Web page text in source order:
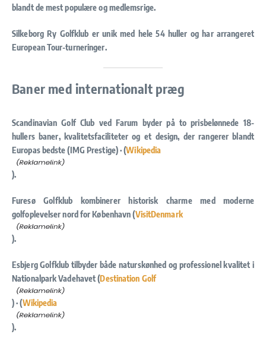
blandt de mest populære og medlemsrige.
Silkeborg Ry Golfklub er unik med hele 54 huller og har arrangeret
European Tour-turneringer.
Baner med internationalt præg
Scandinavian Golf Club ved Farum byder på to prisbelønnede 18-
hullers baner, kvalitetsfaciliteter og et design, der rangerer blandt
Europas bedste (IMG Prestige) · (Wikipedia
).
Furesø Golfklub kombinerer historisk charme med moderne
golfoplevelser nord for København (VisitDenmark
).
Esbjerg Golfklub tilbyder både naturskønhed og professionel kvalitet i
Nationalpark Vadehavet (Destination Golf
) · (Wikipedia
).